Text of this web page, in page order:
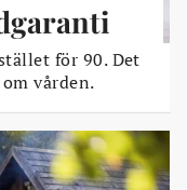
för 90. Det
vården.